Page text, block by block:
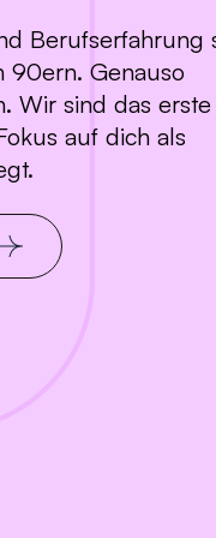
Berufserfahrung
90ern. Genauso
Wir sind das erste
auf dich als